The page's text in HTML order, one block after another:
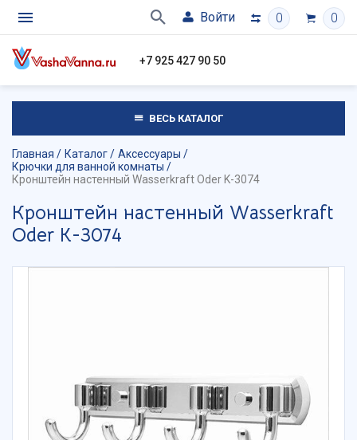
Войти 0 0
+7 925 427 90 50
ВЕСЬ КАТАЛОГ
Главная Каталог
Аксессуары
Крючки для ванной комнаты
Кронштейн настенный Wasserkraft Oder K-3074
Кронштейн настенный Wasserkraft
Oder K-3074